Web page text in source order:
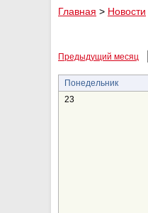
Главная > Новости
Предыдущий месяц
Понедельник
23